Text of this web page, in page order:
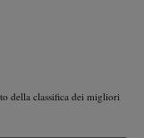
della classifica dei migliori